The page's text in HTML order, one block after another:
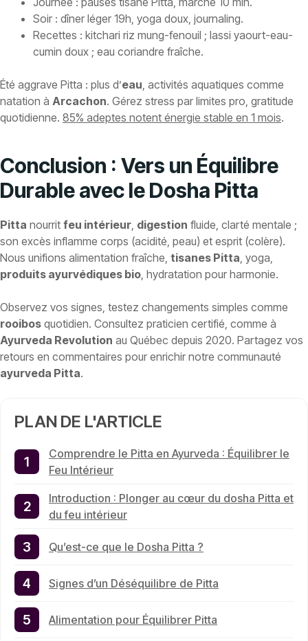
Soir : dîner léger 19h, yoga doux, journaling.
Recettes : kitchari riz mung-fenouil ; lassi yaourt-eau-
cumin doux ; eau coriandre fraîche.
Été aggrave Pitta : plus d’eau, activités aquatiques comme
natation à Arcachon. Gérez stress par limites pro, gratitude
quotidienne. 85% adeptes notent énergie stable en 1 mois.
Conclusion : Vers un Équilibre
Durable avec le Dosha Pitta
Pitta nourrit feu intérieur, digestion fluide, clarté mentale ;
son excès inflamme corps (acidité, peau) et esprit (colère).
Nous unifions alimentation fraîche, tisanes Pitta, yoga,
produits ayurvédiques bio, hydratation pour harmonie.
Observez vos signes, testez changements simples comme
rooibos quotidien. Consultez praticien certifié, comme à
Ayurveda Revolution au Québec depuis 2020. Partagez vos
retours en commentaires pour enrichir notre communauté
ayurveda Pitta.
PLAN DE L'ARTICLE
Comprendre le Pitta en Ayurveda : Équilibrer le
Feu Intérieur
Introduction : Plonger au cœur du dosha Pitta et
du feu intérieur
Qu’est-ce que le Dosha Pitta ?
Signes d’un Déséquilibre de Pitta
Alimentation pour Équilibrer Pitta